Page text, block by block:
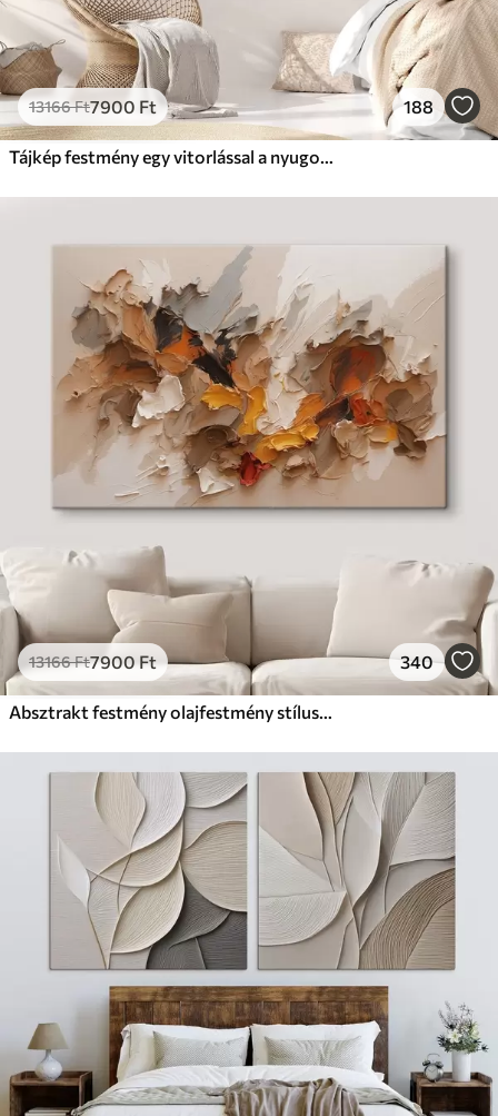
13166Ft7900 Ft 188
Tájkép festmény egy vitorlással a nyugodt tengeren, narancssárga és sárga égbolt, távoli hegyek
13166Ft7900Ft 340
Absztrakt festmény olajfestmény stílusban